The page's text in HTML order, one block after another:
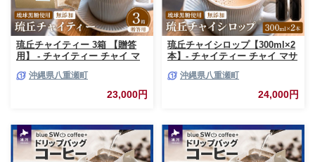
琉丘チャイティー 3箱 【贈答
用】 - チャイティー チャイ マ
だわり チャイ ティーパック お
手軽 簡単 人気 おすすめ 無添加
無農薬 黒糖 国産 自然の恵み 優
【価格改定】
沖縄県八重瀬町
23,000円
琉丘チャイシロップ【300ml×2
本】- チャイティー チャイ マサ
わり チャイ シロップ お手軽 簡
単 人気 おすすめ 無添加 無農薬
黒糖 国産 自然の恵み 優しい 味
定】
沖縄県八重瀬町
24,000円